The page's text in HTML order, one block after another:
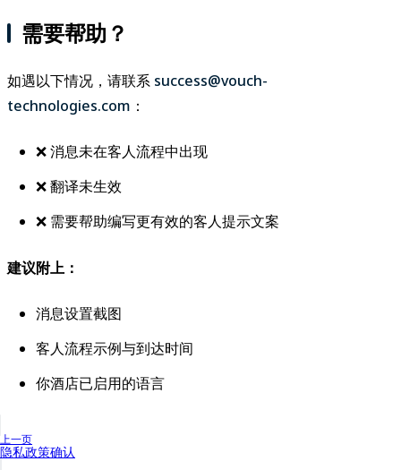
需要帮助？
如遇以下情况，请联系 success@vouch-
technologies.com ：
❌ 消息未在客人流程中出现
❌ 翻译未生效
❌ 需要帮助编写更有效的客人提示文案
建议附上：
消息设置截图
客人流程示例与到达时间
你酒店已启用的语言
上一页
隐私政策确认